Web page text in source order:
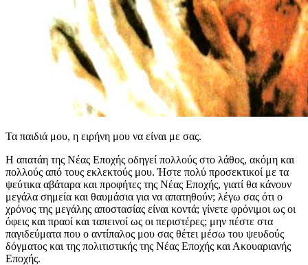
Τα παιδιά μου, η ειρήνη μου να είναι με σας.
Η απατάη της Νέας Εποχής οδηγεί πολλούς στο λάθος, ακόμη και
πολλούς από τους εκλεκτούς μου. Ήστε πολύ προσεκτικοί με τα
ψεύτικα αβάταρα και προφήτες της Νέας Εποχής, γιατί θα κάνουν
μεγάλα σημεία και θαυμάσια για να απατηθούν; λέγω σας ότι ο
χρόνος της μεγάλης αποστασίας είναι κοντά; γίνετε φρόνιμοι ως οι
όφεις και πραοί και ταπεινοί ως οι περιστέρες; μην πέστε στα
παγιδεύματα που ο αντίπαλος μου σας θέτει μέσω του ψευδούς
δόγματος και της πολιτιστικής της Νέας Εποχής και Ακουαριανής
Εποχής.